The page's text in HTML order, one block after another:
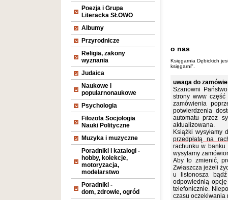
Poezja i Grupa
Literacka SŁOWO
Albumy
Przyrodnicze
Religia, zakony
wyznania
Judaica
Naukowe i
popularnonaukowe
Psychologia
Filozofa Socjologia
Nauki Polityczne
Muzyka i muzyczne
Poradniki i katalogi -
hobby, kolekcje,
motoryzacja,
modelarstwo
Poradniki -
dom, zdrowie, ogród
o nas
Księgarnia Dębickich
księgarni".
uwaga do
Szanowni
strony www
zamówienia
potwierdzenia
automatu przez
aktualizowana.
Książki
przedpłatą na
rachunku w banku
wysyłamy
Aby to zmienić,
Zwłaszcza jeżeli
u listonosza
odpowiednią
telefonicznie.
czasu oczekiwania